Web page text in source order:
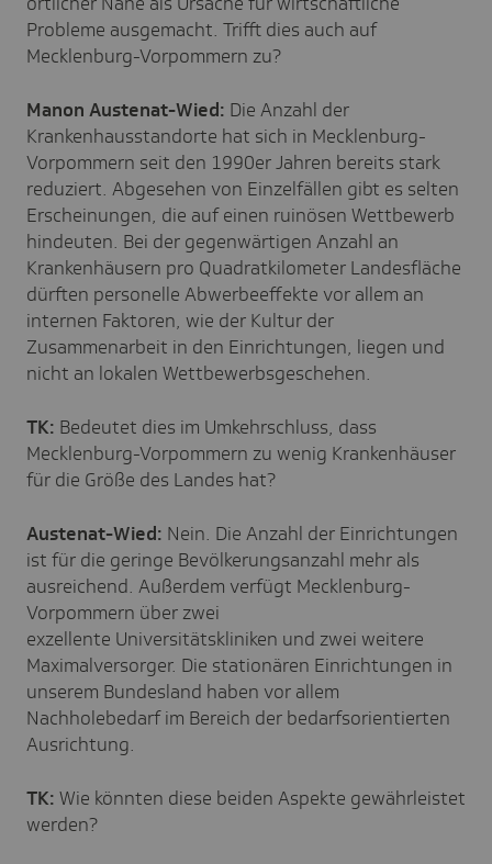
Probleme ausgemacht. Trifft dies auch auf
Mecklenburg-Vorpommern zu?
Manon Austenat-Wied: Die Anzahl der
Krankenhausstandorte hat sich in Mecklenburg-
Vorpommern seit den 1990er Jahren bereits stark
reduziert. Abgesehen von Einzelfällen gibt es selten
Erscheinungen, die auf einen ruinösen Wettbewerb
hindeuten. Bei der gegenwärtigen Anzahl an
Krankenhäusern pro Quadratkilometer Landesfläche
dürften personelle Abwerbeeffekte vor allem an
internen Faktoren, wie der Kultur der
Zusammenarbeit in den Einrichtungen, liegen und
nicht an lokalen Wettbewerbsgeschehen.
TK: Bedeutet dies im Umkehrschluss, dass
Mecklenburg-Vorpommern zu wenig Krankenhäuser
für die Größe des Landes hat?
Austenat-Wied: Nein. Die Anzahl der Einrichtungen
ist für die geringe Bevölkerungsanzahl mehr als
ausreichend. Außerdem verfügt Mecklenburg-
Vorpommern über zwei
exzellente Universitätskliniken und zwei weitere
Maximalversorger. Die stationären Einrichtungen in
unserem Bundesland haben vor allem
Nachholebedarf im Bereich der bedarfsorientierten
Ausrichtung.
TK: Wie könnten diese beiden Aspekte gewährleistet
werden?